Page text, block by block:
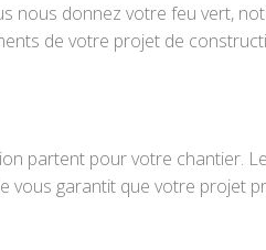
nous donnez votre feu vert,
de votre projet de
partent pour votre chantier.
vous garantit que votre projet